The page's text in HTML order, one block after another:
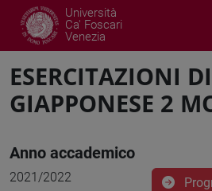
Università
Ca' Foscari
Venezia
ESERCITAZIONI
GIAPPONESE 2
Anno accademico
2021/2022